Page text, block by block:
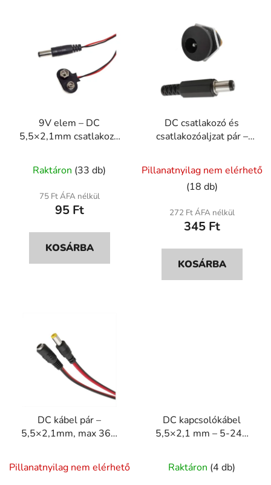
9V elem – DC
5,5×2,1mm csatlakozó
termék
átlagos
értékelése
ből
Raktáron (33 db)
75 Ft ÁFA nélkül
95 Ft
KOSÁRBA
DC csatlakozó és
csatlakozóaljzat pár –
termék
átlagos
értékelése
5-
5,0
Pillanatnyilag nem elérhető
(18 db)
272 Ft ÁFA nélkül
345 Ft
KOSÁRBA
DC kábel pár –
5,5×2,1mm, max 36V
termék
Pillanatnyilag nem elérhető
DC kapcsolókábel
5,5×2,1 mm – 5-24V
kapcsolókábel PVC
szigeteléssel
termék
Raktáron (4 db)